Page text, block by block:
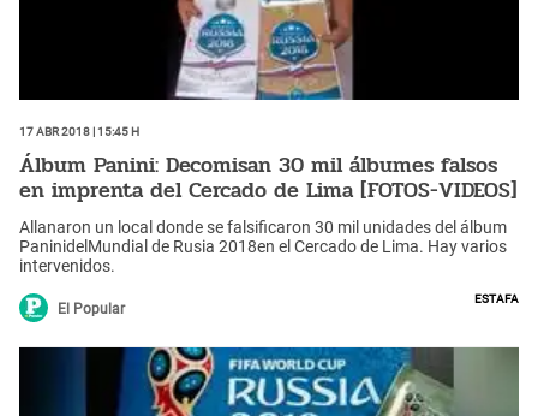
17 Abr 2018 | 15:45 h
Álbum Panini: Decomisan 30 mil álbumes falsos
en imprenta del Cercado de Lima [FOTOS-VIDEOS]
Allanaron un local donde se falsificaron 30 mil unidades del álbum
PaninidelMundial de Rusia 2018en el Cercado de Lima. Hay varios
intervenidos.
El Popular
Estafa